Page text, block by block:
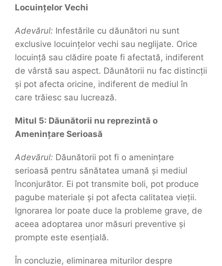
Locuințelor Vechi
Adevărul: Infestările cu dăunători nu sunt
exclusive locuințelor vechi sau neglijate. Orice
locuință sau clădire poate fi afectată, indiferent
de vârstă sau aspect. Dăunătorii nu fac distincții
și pot afecta oricine, indiferent de mediul în
care trăiesc sau lucrează.
Mitul 5: Dăunătorii nu reprezintă o
Amenințare Serioasă
Adevărul: Dăunătorii pot fi o amenințare
serioasă pentru sănătatea umană și mediul
înconjurător. Ei pot transmite boli, pot produce
pagube materiale și pot afecta calitatea vieții.
Ignorarea lor poate duce la probleme grave, de
aceea adoptarea unor măsuri preventive și
prompte este esențială.
În concluzie, eliminarea miturilor despre